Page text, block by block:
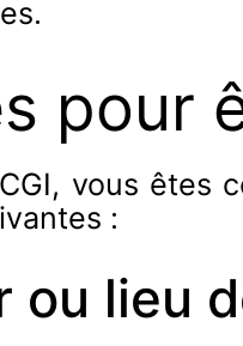
pour
vous êtes
:
ou lieu